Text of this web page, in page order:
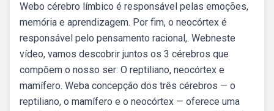
Webo cérebro límbico é responsável pelas emoções,
memória e aprendizagem. Por fim, o neocórtex é
responsável pelo pensamento racional,. Webneste
vídeo, vamos descobrir juntos os 3 cérebros que
compõem o nosso ser: O reptiliano, neocórtex e
mamífero. Weba concepção dos três cérebros — o
reptiliano, o mamífero e o neocórtex — oferece uma